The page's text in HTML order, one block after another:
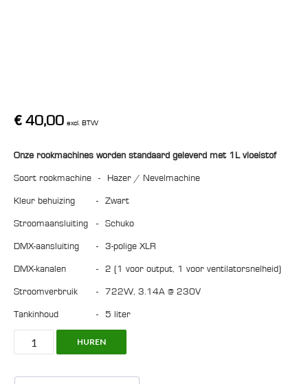
€ 40,00 excl. BTW
Onze rookmachines worden standaard geleverd met 1L vloeistof
Soort rookmachine - Hazer / Nevelmachine
Kleur behuizing - zwart
Stroomaansluiting - Schuko
DMX-aansluiting - 3-polige XLR
DMX-kanalen - 2 (1 voor output, 1 voor ventilatorsnelheid)
Stroomverbruik - 722W, 3.14A @ 230V
Tankinhoud - 5 liter
Chauvet
Amhaze
HUREN